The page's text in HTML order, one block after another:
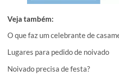
Veja também:
O que faz um celebrante de
Lugares para pedido de noivado
Noivado precisa de festa?